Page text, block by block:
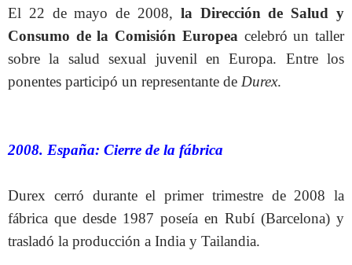
El 22 de mayo de 2008, la Dirección de Salud y
Consumo de la Comisión Europea celebró un taller
sobre la salud sexual juvenil en Europa. Entre los
ponentes participó un representante de Durex.
2008. España: Cierre de la fábrica
Durex cerró durante el primer trimestre de 2008 la
fábrica que desde 1987 poseía en Rubí (Barcelona) y
trasladó la producción a India y Tailandia.